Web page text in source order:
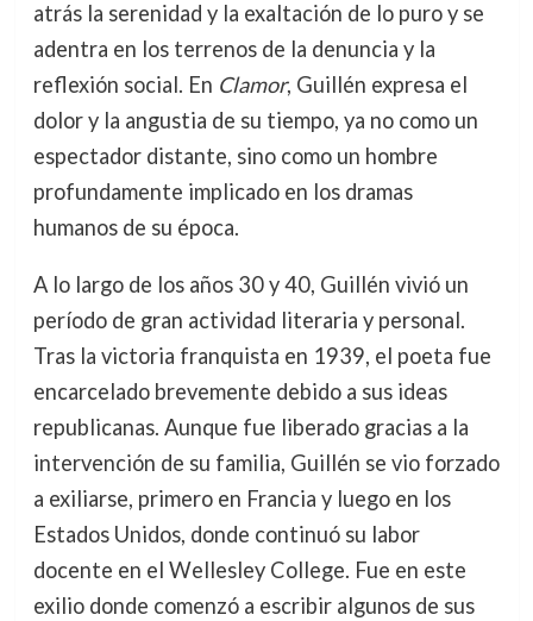
atrás la serenidad y la exaltación de lo puro y se
adentra en los terrenos de la denuncia y la
reflexión social. En Clamor, Guillén expresa el
dolor y la angustia de su tiempo, ya no como un
espectador distante, sino como un hombre
profundamente implicado en los dramas
humanos de su época.
A lo largo de los años 30 y 40, Guillén vivió un
período de gran actividad literaria y personal.
Tras la victoria franquista en 1939, el poeta fue
encarcelado brevemente debido a sus ideas
republicanas. Aunque fue liberado gracias a la
intervención de su familia, Guillén se vio forzado
a exiliarse, primero en Francia y luego en los
Estados Unidos, donde continuó su labor
docente en el Wellesley College. Fue en este
exilio donde comenzó a escribir algunos de sus